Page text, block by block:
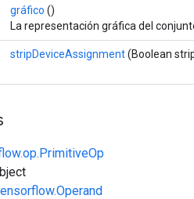
gráfico ()
La representación gráfica del
stripDeviceAssignment(Boolean